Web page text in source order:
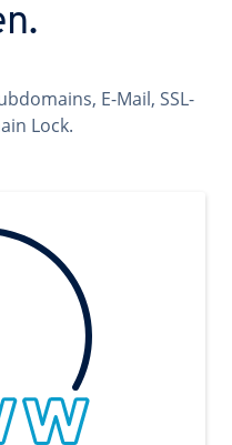
E-Mail, SSL-
Lock.